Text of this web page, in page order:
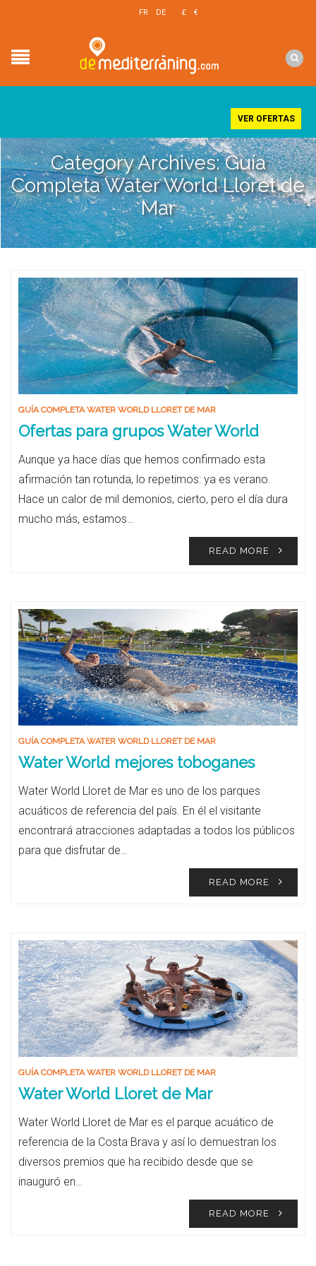
FR DE £ €
VER OFERTAS
Category Archives: Guía
Completa Water World Lloret de
Mar
GUÍA COMPLETA WATER WORLD LLORET DE MAR
Ofertas para grupos Water World
Aunque ya hace días que hemos confirmado esta
afirmación tan rotunda, lo repetimos: ya es verano.
Hace un calor de mil demonios, cierto, pero el día dura
mucho más, estamos…
READ MORE
GUÍA COMPLETA WATER WORLD LLORET DE MAR
Water World mejores toboganes
Water World Lloret de Mar es uno de los parques
acuáticos de referencia del país. En él el visitante
encontrará atracciones adaptadas a todos los públicos
para que disfrutar de…
READ MORE
GUÍA COMPLETA WATER WORLD LLORET DE MAR
Water World Lloret de Mar
Water World Lloret de Mar es el parque acuático de
referencia de la Costa Brava y así lo demuestran los
diversos premios que ha recibido desde que se
inauguró en…
READ MORE